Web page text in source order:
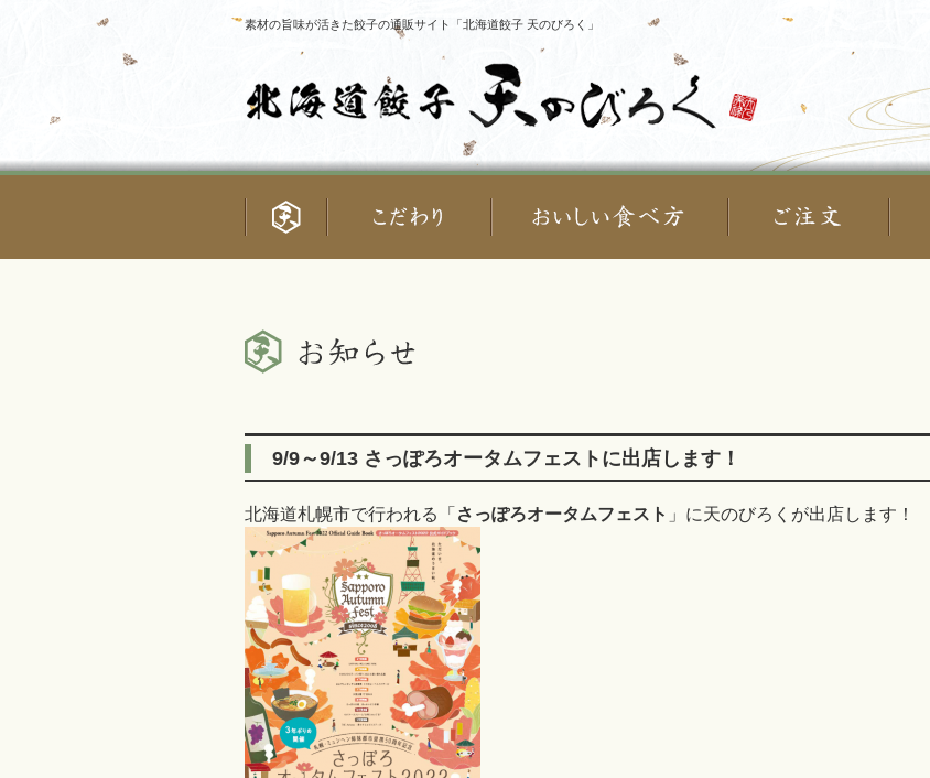
素材の旨味が活きた餃子の通販サイト「北海道餃子 天のびろく」
9/9～9/13 さっぽろオータムフェストに出店します！
北海道札幌市で行われる「 さっぽろオータムフェスト 」に天のびろくが出店します！